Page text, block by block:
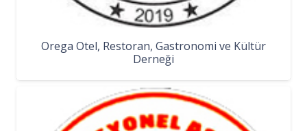
Orega Otel, Restoran, Gastronomi ve Kültür
Derneği